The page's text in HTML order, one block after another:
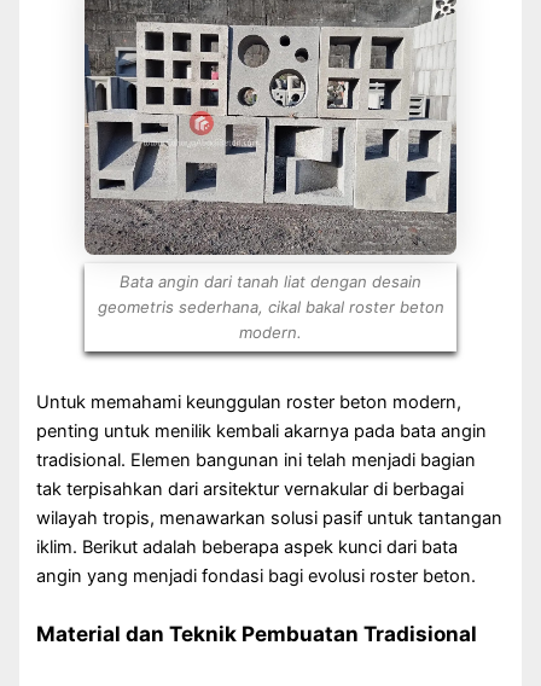
Bata angin dari tanah liat dengan desain
geometris sederhana, cikal bakal roster beton
modern.
Untuk memahami keunggulan roster beton modern,
penting untuk menilik kembali akarnya pada bata angin
tradisional. Elemen bangunan ini telah menjadi bagian
tak terpisahkan dari arsitektur vernakular di berbagai
wilayah tropis, menawarkan solusi pasif untuk tantangan
iklim. Berikut adalah beberapa aspek kunci dari bata
angin yang menjadi fondasi bagi evolusi roster beton.
Material dan Teknik Pembuatan Tradisional